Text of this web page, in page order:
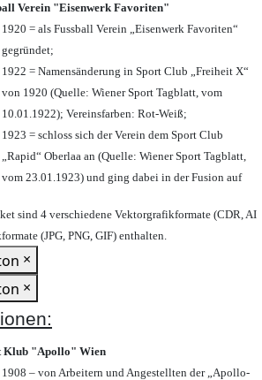
Verein "Eisenwerk Favoriten"
1920 = als Fussball Verein „Eisenwerk Favoriten“
gegründet;
1922 = Namensänderung in Sport Club „Freiheit X“
von 1920 (Quelle: Wiener Sport Tagblatt, vom
10.01.1922); Vereinsfarben: Rot-Weiß;
1923 = schloss sich der Verein dem Sport Club
„Rapid“ Oberlaa an (Quelle: Wiener Sport Tagblatt,
vom 23.01.1923) und ging dabei in der Fusion auf
sind 4 verschiedene Vektorgrafikformate (CDR, AI
(JPG, PNG, GIF) enthalten.
×
×
Klub "Apollo" Wien
1908 – von Arbeitern und Angestellten der „Apollo-